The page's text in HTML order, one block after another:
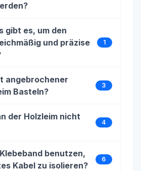
gibt es, um den
und präzise
1
angebrochener
Basteln?
3
der Holzleim nicht
4
benutzen,
Kabel zu isolieren?
6